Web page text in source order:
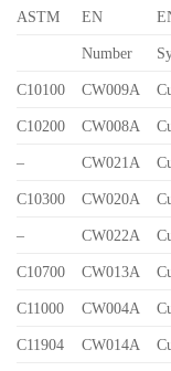
ASTM EN
Number
C10100 CW009A
C10200 CW008A
– CW021A
C10300 CW020A
– CW022A
C10700 CW013A
C11000 CW004A
C11904 CW014A